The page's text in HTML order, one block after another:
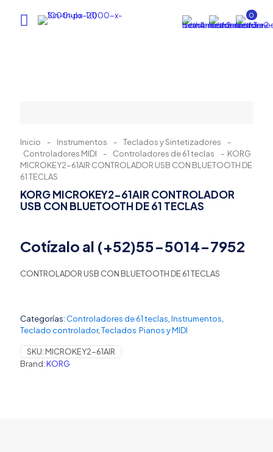
0
Inicio - Instrumentos - Teclados y Sintetizadores
-
Controladores MIDI
- Controladores de 61 teclas - KORG
MICROKEY2-61AIR CONTROLADOR USB CON BLUETOOTH DE
61 TECLAS
KORG MICROKEY2-61AIR CONTROLADOR
USB CON BLUETOOTH DE 61 TECLAS
Cotízalo al (+52)55-5014-7952
CONTROLADOR USB CON BLUETOOTH DE 61 TECLAS
Categorías: Controladores de 61 teclas Instrumentos
Teclado controlador,Teclados Pianos y MIDI
SKU: MICROKEY2-61AIR
Brand:KORG